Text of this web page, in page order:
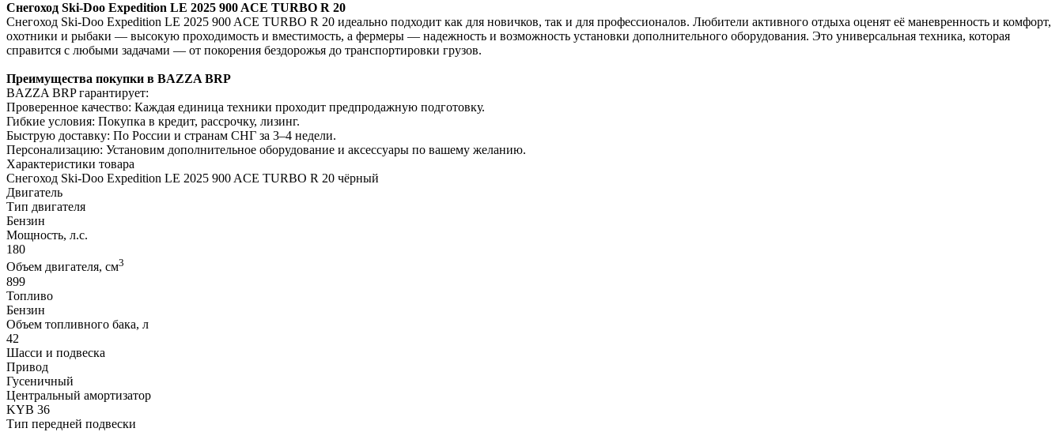
Снегоход Ski-Doo Expedition LE 2025 900 ACE TURBO R 20
Снегоход Ski-Doo Expedition LE 2025 900 ACE TURBO R 20 идеально подходит как для новичков, так и для профессионалов. Любители активного отдыха оценят её маневренность и комфорт,
охотники и рыбаки — высокую проходимость и вместимость, а фермеры — надежность и возможность установки дополнительного оборудования. Это универсальная техника, которая
справится с любыми задачами — от покорения бездорожья до транспортировки грузов.
Преимущества покупки в BAZZA BRP
BAZZA BRP гарантирует:
Проверенное качество: Каждая единица техники проходит предпродажную подготовку.
Гибкие условия: Покупка в кредит, рассрочку, лизинг.
Быструю доставку: По России и странам СНГ за 3–4 недели.
Персонализацию: Установим дополнительное оборудование и аксессуары по вашему желанию.
Характеристики товара
Снегоход Ski-Doo Expedition LE 2025 900 ACE TURBO R 20 чёрный
Двигатель
Тип двигателя
Бензин
Мощность, л.с.
180
Объем двигателя, см3
899
Топливо
Бензин
Объем топливного бака, л
42
Шасси и подвеска
Привод
Гусеничный
Центральный амортизатор
KYB 36
Тип передней подвески